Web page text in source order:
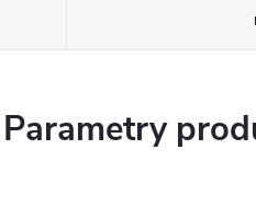
Parametry